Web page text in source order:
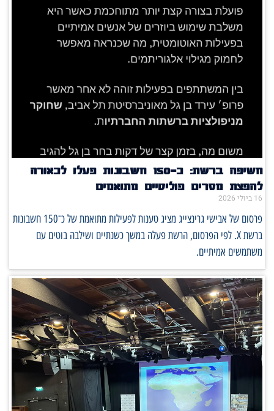
חשיפה ברשת: כ־150 חשבונות פעלו לכאורה
להפצת מסרים פוליטיים מתואמים
16 ביולי 2026
פרסום של אבישי גרינצייג מציג טענות לפעילות מתואמת של כ־150 חשבונות
ברשת X. לפי הפרסום, הרשת פעלה במשך כשנתיים ושילבה בוטים עם
משתמשים אמיתיים.